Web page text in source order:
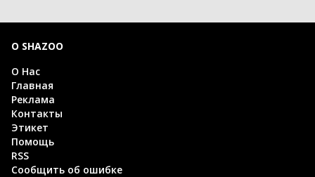
О SHAZOO
О Нас
Главная
Реклама
Контакты
Этикет
Помощь
RSS
Сообщить об ошибке